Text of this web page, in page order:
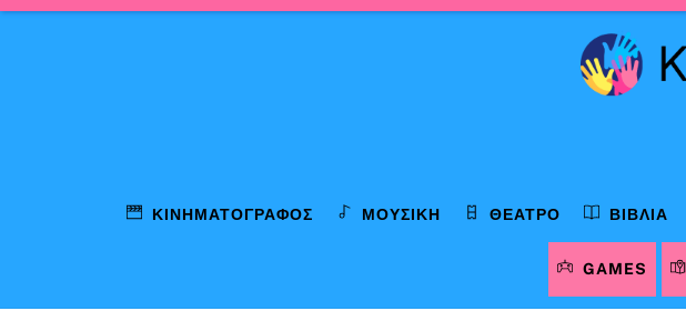
Skip
ΚΙΝΗΜΑΤΟΓΡΆΦΟΣ ΜΟΥΣΙΚΉ ΘΈΑΤΡΟ ΒΙΒΛΊΑ
GAMES